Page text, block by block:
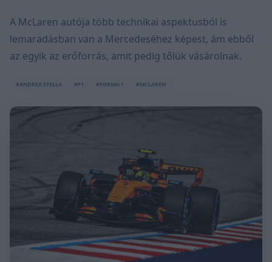
A McLaren autója több technikai aspektusból is
lemaradásban van a Mercedeséhez képest, ám ebből
az egyik az erőforrás, amit pedig tőlük vásárolnak.
#ANDREA STELLA #F1 #FORMA-1 #MCLAREN